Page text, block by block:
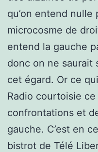
qu’on entend
microcosme de
entend la gauche
donc on ne saurait
cet égard. Or ce
Radio courtoisie
confrontations et
gauche. C’est en
bistrot de Télé